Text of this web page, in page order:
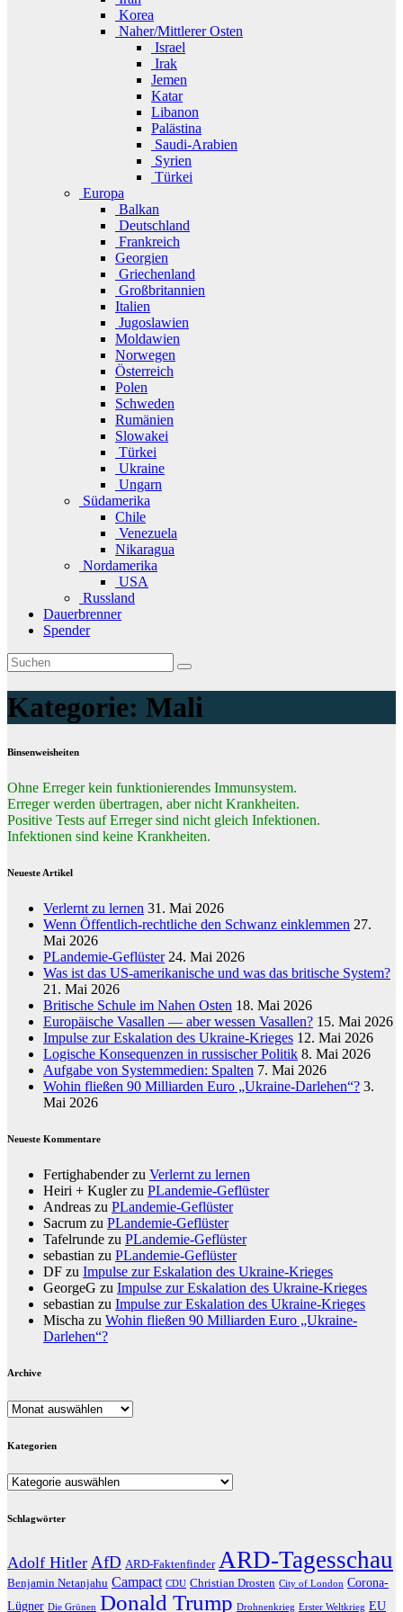
Korea
Naher/Mittlerer Osten
Israel
Irak
Jemen
Katar
Libanon
Palästina
Saudi-Arabien
Syrien
Türkei
Europa
Balkan
Deutschland
Frankreich
Georgien
Griechenland
Großbritannien
Italien
Jugoslawien
Moldawien
Norwegen
Österreich
Polen
Schweden
Rumänien
Slowakei
Türkei
Ukraine
Ungarn
Südamerika
Chile
Venezuela
Nikaragua
Nordamerika
USA
Russland
Dauerbrenner
Spender
Kategorie: Mali
Binsenweisheiten
Ohne Erreger kein funktionierendes Immunsystem.
Erreger werden übertragen, aber nicht Krankheiten.
Positive Tests auf Erreger sind nicht gleich Infektionen.
Infektionen sind keine Krankheiten.
Neueste Artikel
Verlernt zu lernen 31. Mai 2026
Wenn Öffentlich-rechtliche den Schwanz einklemmen 27.
Mai 2026
PLandemie-Geflüster 24. Mai 2026
Was ist das US-amerikanische und was das britische System?
21. Mai 2026
Britische Schule im Nahen Osten 18. Mai 2026
Europäische Vasallen — aber wessen Vasallen? 15. Mai 2026
Impulse zur Eskalation des Ukraine-Krieges 12. Mai 2026
Logische Konsequenzen in russischer Politik 8. Mai 2026
Aufgabe von Systemmedien: Spalten 7. Mai 2026
Wohin fließen 90 Milliarden Euro „Ukraine-Darlehen“? 3.
Mai 2026
Neueste Kommentare
Fertighabenderzu Verlernt zu lernen
Heiri + Kuglerzu PLandemie-Geflüster
Andreas zu PLandemie-Geflüster
Sacrum zu PLandemie-Geflüster
Tafelrunde zu PLandemie-Geflüster
sebastian zu PLandemie-Geflüster
DF zu Impulse zur Eskalation des Ukraine-Krieges
GeorgeG zu Impulse zur Eskalation des Ukraine-Krieges
sebastian zu Impulse zur Eskalation des Ukraine-Krieges
Mischa zu Wohin fließen 90 Milliarden Euro „Ukraine-
Darlehen“?
Archive
Archive
Kategorien
Kategorien
Schlagwörter
Adolf Hitler AfD ARD-Faktenfinder ARD-Tagesschau
Benjamin Netanjahu Campact CDU Christian Drosten City of London Corona-
Lügner Die Grünen Donald Trump Drohnenkrieg Erster Weltkrieg EU